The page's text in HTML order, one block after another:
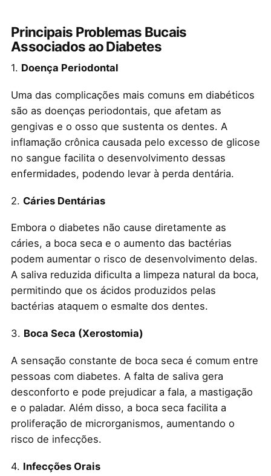
Principais Problemas Bucais
Associados ao Diabetes
1. Doença Periodontal
Uma das complicações mais comuns em diabéticos
são as doenças periodontais, que afetam as
gengivas e o osso que sustenta os dentes. A
inflamação crônica causada pelo excesso de glicose
no sangue facilita o desenvolvimento dessas
enfermidades, podendo levar à perda dentária.
2. Cáries Dentárias
Embora o diabetes não cause diretamente as
cáries, a boca seca e o aumento das bactérias
podem aumentar o risco de desenvolvimento delas.
A saliva reduzida dificulta a limpeza natural da boca,
permitindo que os ácidos produzidos pelas
bactérias ataquem o esmalte dos dentes.
3. Boca Seca (Xerostomia)
A sensação constante de boca seca é comum entre
pessoas com diabetes. A falta de saliva gera
desconforto e pode prejudicar a fala, a mastigação
e o paladar. Além disso, a boca seca facilita a
proliferação de microrganismos, aumentando o
risco de infecções.
4. Infecções Orais